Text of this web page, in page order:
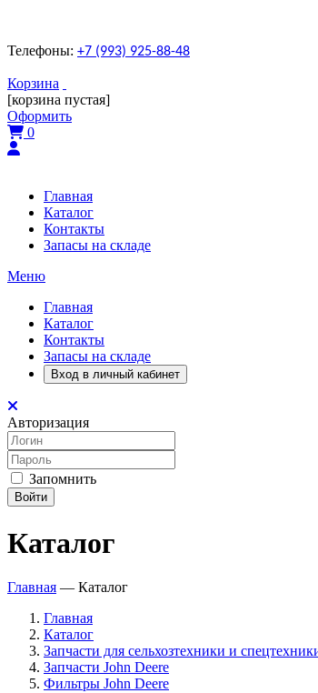
Телефоны: +7 (993) 925-88-48
Корзина
[корзина пустая]
Оформить
0
Главная
Каталог
Контакты
Запасы на складе
Меню
Главная
Каталог
Контакты
Запасы на складе
Вход в личный кабинет
Авторизация
Запомнить
Войти
Каталог
Главная — Каталог
Главная
Каталог
Запчасти для сельхозтехники и
Запчасти John Deere
Фильтры John Deere